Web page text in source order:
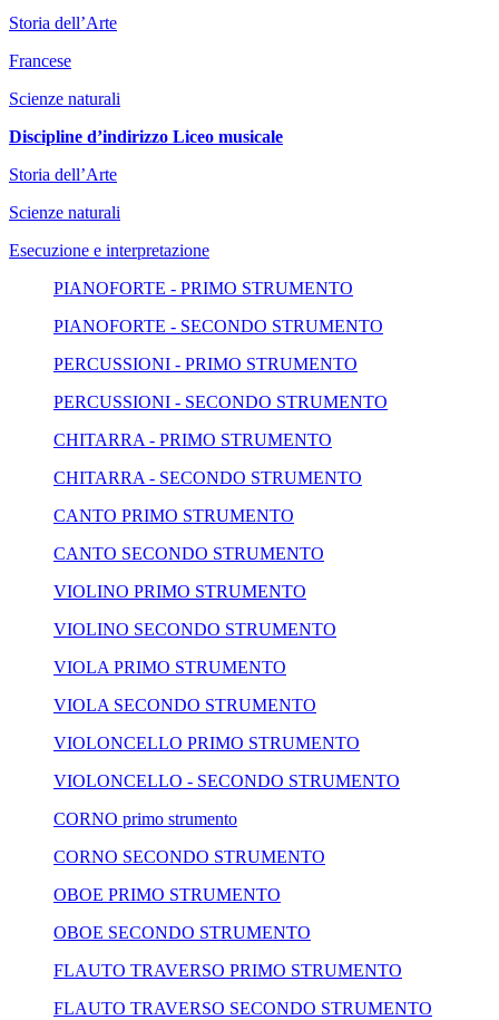
Storia dell’Arte
Francese
Scienze naturali
Discipline d’indirizzo Liceo musicale
Storia dell’Arte
Scienze naturali
Esecuzione e interpretazione
PIANOFORTE - PRIMO STRUMENTO
PIANOFORTE - SECONDO STRUMENTO
PERCUSSIONI - PRIMO STRUMENTO
PERCUSSIONI - SECONDO STRUMENTO
CHITARRA - PRIMO STRUMENTO
CHITARRA - SECONDO STRUMENTO
CANTO PRIMO STRUMENTO
CANTO SECONDO STRUMENTO
VIOLINO PRIMO STRUMENTO
VIOLINO SECONDO STRUMENTO
VIOLA PRIMO STRUMENTO
VIOLA SECONDO STRUMENTO
VIOLONCELLO PRIMO STRUMENTO
VIOLONCELLO - SECONDO STRUMENTO
CORNO primo strumento
CORNO SECONDO STRUMENTO
OBOE PRIMO STRUMENTO
OBOE SECONDO STRUMENTO
FLAUTO TRAVERSO PRIMO STRUMENTO
FLAUTO TRAVERSO SECONDO STRUMENTO